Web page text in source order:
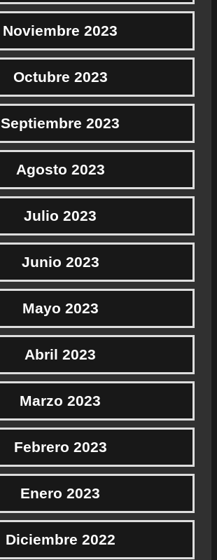
Noviembre 2023
Octubre 2023
Septiembre 2023
Agosto 2023
Julio 2023
Junio 2023
Mayo 2023
Abril 2023
Marzo 2023
Febrero 2023
Enero 2023
Diciembre 2022